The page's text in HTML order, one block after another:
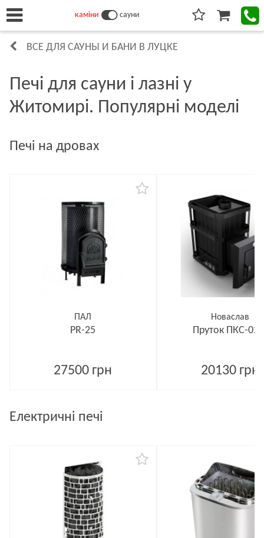
каміни сауни
ВСЕ ДЛЯ САУНЫ И БАНИ В ЛУЦКЕ
Печі для сауни і лазні у
Житомирі. Популярні моделі
Печі на дровах
ПАЛ
PR-25
27500 грн
Новаслав
Пруток ПКС-02
20130 грн
Електричні печі